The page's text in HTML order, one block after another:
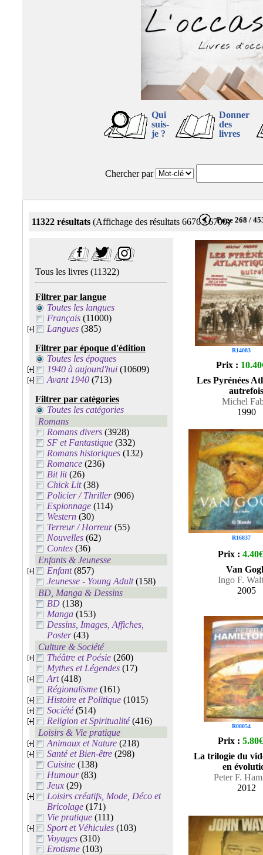
Qui
suis-
je ?
Donner
des
livres
Chercher par
11322 résultats (Affichage des résultats 6676 - 6700)Page 268 /
Tous les livres (11322)
Filtrer par langue
Toutes les langues
Français (11000)
Langues (385)
Filtrer par époque d'édition
Toutes les époques
1940 à aujourd'hui (10609)
Avant 1940 (713)
Filtrer par catégories
Toutes les catégories
Romans
Romans divers (3928)
SF et Fantastique (332)
Romans historiques (132)
Romance (236)
Bit lit(26)
Chick Lit(38)
Policier / Thriller(906)
Espionnage (114)
Western (30)
Terreur / Horreur(55)
Nouvelles (62)
Contes (36)
Enfants & Jeunesse
Enfant(857)
Jeunesse - Young Adult(158)
BD, Manga & Dessins
BD (138)
Manga (153)
Dessins, Images, Affiches,
Poster(43)
Culture & Société
Théâtre et Poésie (260)
Mythes et Légendes (17)
Art(418)
Régionalisme (161)
Histoire et Politique (1015)
Société(514)
Religion et Spiritualité(416)
Loisirs & Vie pratique
Animaux et Nature (218)
Santé et Bien-être (298)
Cuisine (138)
Humour(83)
Jeux (29)
Loisirs créatifs, Mode, Déco et
Bricolage (171)
Vie pratique (111)
Sport et Véhicules (103)
Voyages (310)
Erotisme (103)
R14083
Prix :
Les Pyrénées
autrefois
Michel
1990
R16837
Prix : 4.40€
Van
Ingo F.
2005
R08054
Prix : 5.80€
La trilogie du
en
Peter F.
2012